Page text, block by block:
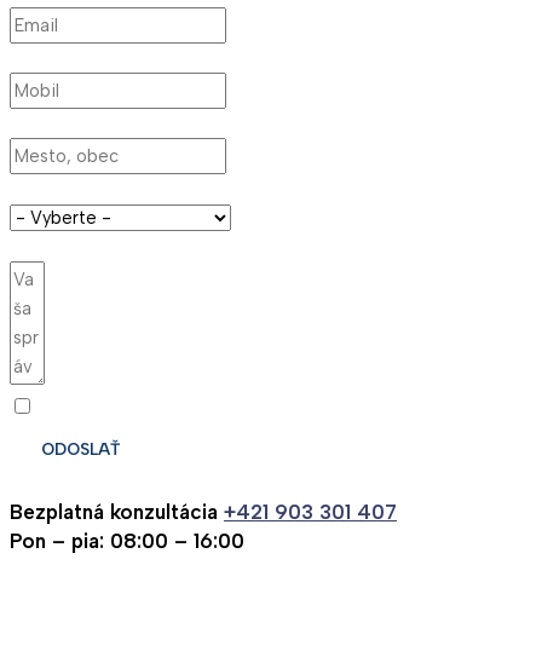
ODOSLAŤ
Bezplatná konzultácia +421 903 301 407
Pon – pia: 08:00 – 16:00